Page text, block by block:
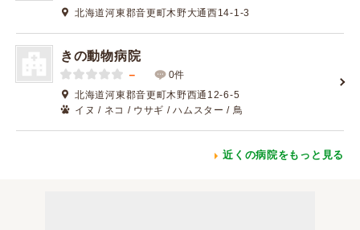
北海道河東郡音更町木野大通西14-1-3
きの動物病院
－
0件
北海道河東郡音更町木野西通12-6-5
イヌ / ネコ / ウサギ / ハムスター / 鳥
近くの病院をもっと見る